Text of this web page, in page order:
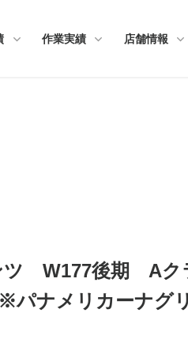
作業実績 店舗情報
ツ W177後期 Aク
ナメリカーナグ